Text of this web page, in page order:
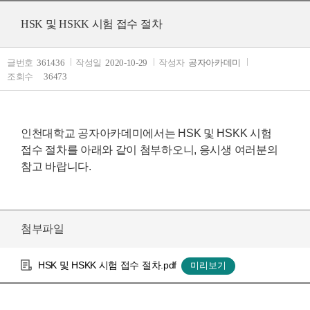
HSK 및 HSKK 시험 접수 절차
글번호 361436 작성일 2020-10-29 작성자 공자아카데미
조회수
36473
인천대학교 공자아카데미에서는 HSK 및 HSKK 시험
접수 절차를 아래와 같이 첨부하오니, 응시생 여러분의
참고 바랍니다.
첨부파일
HSK 및 HSKK 시험 접수 절차.pdf